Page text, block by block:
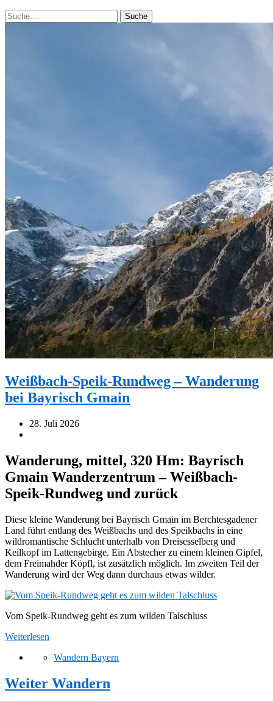
Weißbach-Speik-Rundweg – Wanderung
bei Bayrisch Gmain
28. Juli 2026
Wanderung, mittel, 320 Hm: Bayrisch
Gmain Wanderzentrum – Weißbach-
Speik-Rundweg und zurück
Diese kleine Wanderung bei Bayrisch Gmain im Berchtesgadener
Land führt entlang des Weißbachs und des Speikbachs in eine
wildromantische Schlucht unterhalb von Dreisesselberg und
Keilkopf im Lattengebirge. Ein Abstecher zu einem kleinen Gipfel,
dem Freimahder Köpfl, ist zusätzlich möglich. Im zweiten Teil der
Wanderung wird der Weg dann durchaus etwas wilder.
Vom Speik-Rundweg geht es zum wilden Talschluss
Weiterlesen
Wandern Bayern
Weiter Wandern